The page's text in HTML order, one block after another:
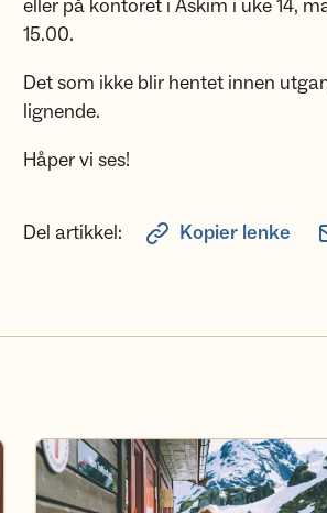
eller på kontoret i Askim i uke 14,
15.00.
Det som ikke blir hentet innen
lignende.
Håper vi ses!
Del artikkel: Kopier lenke
Bli medlem